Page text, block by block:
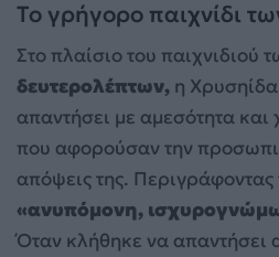
Το γρήγορο παιχνίδι
Στο πλαίσιο του παιχνιδιού
δευτερολέπτων, η
απαντήσει με αμεσότητα
που αφορούσαν την
απόψεις της. Περιγράφοντας
«ανυπόμονη,
Όταν κλήθηκε να απαντήσει